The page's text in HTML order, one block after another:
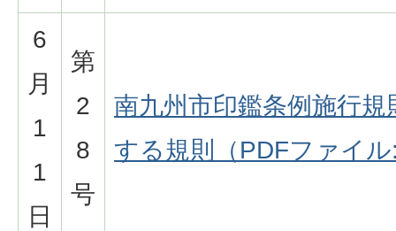
6
月
1
1
日
第
2
8
号
南九州市印鑑条例施行
する規則（PDFファイ